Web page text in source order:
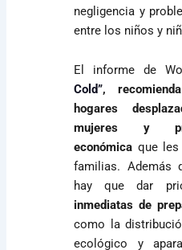
negligencia y
entre los niños y
El informe de
Cold”,
hogares
mujeres y
económica que
familias. Además
hay que dar
inmediatas de
como la
ecológico y